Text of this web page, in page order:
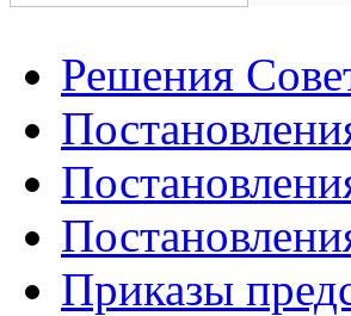
Решения
Приказы